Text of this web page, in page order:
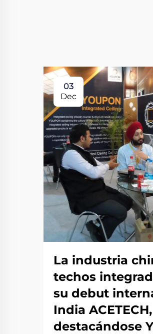
03
Dec
La industria
techos
su debut
India ACETECH,
destacándose